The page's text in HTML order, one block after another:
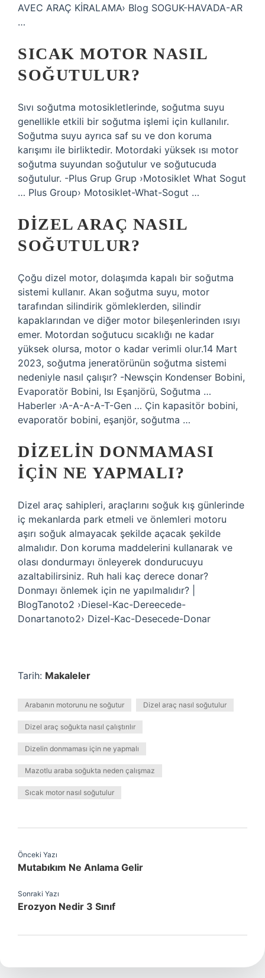
AVEC ARAÇ KİRALAMA› Blog SOGUK-HAVADA-AR
…
SICAK MOTOR NASIL
SOĞUTULUR?
Sıvı soğutma motosikletlerinde, soğutma suyu
genellikle etkili bir soğutma işlemi için kullanılır.
Soğutma suyu ayrıca saf su ve don koruma
karışımı ile birliktedir. Motordaki yüksek ısı motor
soğutma suyundan soğutulur ve soğutucuda
soğutulur. -Plus Grup Grup ›Motosiklet What Sogut
… Plus Group› Motosiklet-What-Sogut …
DIZEL ARAÇ NASIL
SOĞUTULUR?
Çoğu dizel motor, dolaşımda kapalı bir soğutma
sistemi kullanır. Akan soğutma suyu, motor
tarafından silindirik gömleklerden, silindir
kapaklarından ve diğer motor bileşenlerinden ısıyı
emer. Motordan soğutucu sıcaklığı ne kadar
yüksek olursa, motor o kadar verimli olur.14 Mart
2023, soğutma jeneratörünün soğutma sistemi
nedeniyle nasıl çalışır? -Newsçin Kondenser Bobini,
Evaporatör Bobini, Isı Eşanjörü, Soğutma …
Haberler ›A-A-A-A-T-Gen … Çin kapasitör bobini,
evaporatör bobini, eşanjör, soğutma …
DIZELIN DONMAMASI
IÇIN NE YAPMALI?
Dizel araç sahipleri, araçlarını soğuk kış günlerinde
iç mekanlarda park etmeli ve önlemleri motoru
aşırı soğuk almayacak şekilde açacak şekilde
almalıdır. Don koruma maddelerini kullanarak ve
olası dondurmayı önleyerek dondurucuyu
azaltabilirsiniz. Ruh hali kaç derece donar?
Donmayı önlemek için ne yapılmalıdır? |
BlogTanoto2 ›Diesel-Kac-Dereecede-
Donartanoto2› Dizel-Kac-Desecede-Donar
Tarih: Makaleler
Arabanın motorunu ne soğutur Dizel araç nasıl soğutulur
Dizel araç soğukta nasıl çalıştırılır
Dizelin donmaması için ne yapmalı
Mazotlu araba soğukta neden çalışmaz
Sıcak motor nasıl soğutulur
Önceki Yazı
Mutabıkım Ne Anlama Gelir
Sonraki Yazı
Erozyon Nedir 3 Sınıf